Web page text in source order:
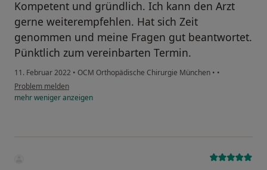
Kompetent und gründlich. Ich kann den Arzt
gerne weiterempfehlen. Hat sich Zeit
genommen und meine Fragen gut beantwortet.
Pünktlich zum vereinbarten Termin.
11. Februar 2022 • OCM Orthopädische Chirurgie München • •
Problem melden
mehrwenigeranzeigen